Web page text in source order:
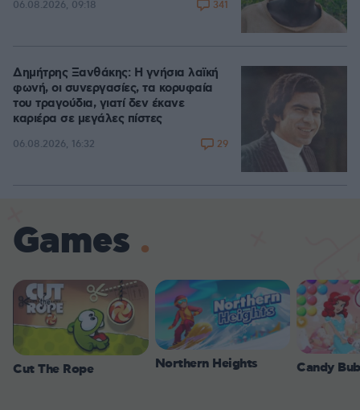
06.08.2026, 09:18 341
Δημήτρης Ξανθάκης: Η γνήσια λαϊκή
φωνή, οι συνεργασίες, τα κορυφαία
του τραγούδια, γιατί δεν έκανε
καριέρα σε μεγάλες πίστες
06.08.2026, 16:32 29
Games
Cut The Rope Northern Heights Candy